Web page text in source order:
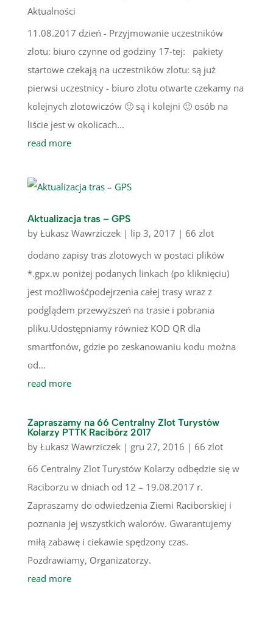
Aktualności
11.08.2017 dzień - Przyjmowanie uczestników
zlotu: biuro czynne od godziny 17-tej: pakiety
startowe czekają na uczestników zlotu: są już
pierwsi uczestnicy - biuro zlotu otwarte czekamy na
kolejnych zlotowiczów 🙂 są i kolejni 🙂 osób na
liście jest w okolicach...
read more
Aktualizacja tras – GPS
by Łukasz Wawrziczek| lip 3, 2017 | 66 zlot
dodano zapisy tras zlotowych w postaci plików
*.gpx.w poniżej podanych linkach (po kliknięciu)
jest możliwośćpodejrzenia całej trasy wraz z
podglądem przewyższeń na trasie i pobrania
pliku.Udostępniamy również KOD QR dla
smartfonów, gdzie po zeskanowaniu kodu można
od...
read more
Zapraszamy na 66 Centralny Zlot Turystów
Kolarzy PTTK Racibórz 2017
by Łukasz Wawrziczek| gru 27, 2016 | 66 zlot
66 Centralny Zlot Turystów Kolarzy odbędzie się w
Raciborzu w dniach od 12 – 19.08.2017 r.
Zapraszamy do odwiedzenia Ziemi Raciborskiej i
poznania jej wszystkich walorów. Gwarantujemy
miłą zabawę i ciekawie spędzony czas.
Pozdrawiamy, Organizatorzy.
read more